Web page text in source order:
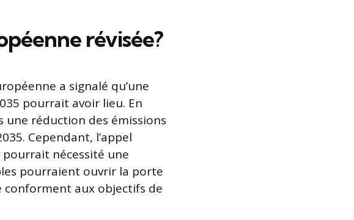
révisée?
a signalé qu’une
pourrait avoir lieu. En
une réduction des émissions
Cependant, l’appel
nécessité une
pourraient ouvrir la porte
conforment aux objectifs de